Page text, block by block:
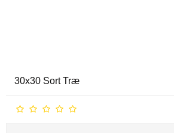
30x30 Sort Træ